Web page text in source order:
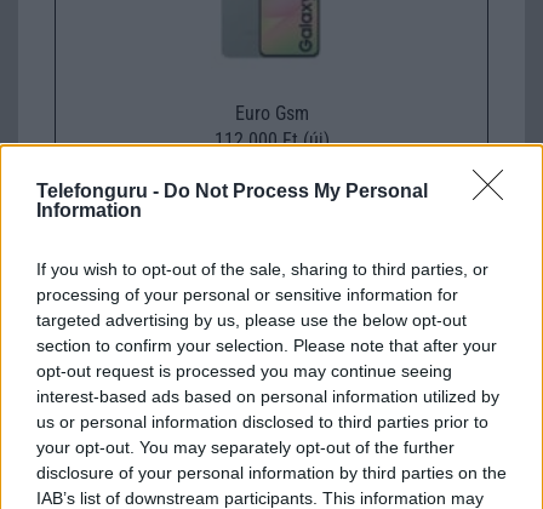
Telefonguru - Do Not Process My Personal
Information
If you wish to opt-out of the sale, sharing to third parties, or
processing of your personal or sensitive information for
targeted advertising by us, please use the below opt-out
section to confirm your selection. Please note that after your
opt-out request is processed you may continue seeing
interest-based ads based on personal information utilized by
us or personal information disclosed to third parties prior to
your opt-out. You may separately opt-out of the further
disclosure of your personal information by third parties on the
IAB’s list of downstream participants. This information may
Euro Gsm
112.000 Ft (új)
Számos népszerű Samsung Galaxy
készülék kimarad a One UI 9
frissítésből – itt a lista az érintett
modellekről
2026.06.30| Phone Arena
A One UI 9 érkezése új mesterséges intelligencia-
funkciókat és továbbfejlesztett kezelőfelületet hoz,
azonban több korábbi csúcskategóriás és középkategóriás
Galaxy készülék számára ez lesz az út vége.